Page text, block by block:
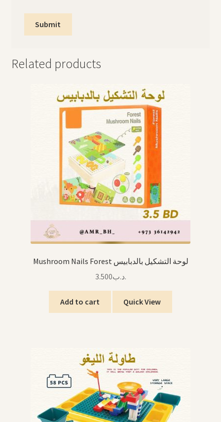
Related products
Mushroom Nails Forest لوحة التشكيل بالدبابيس
.د.ب3.500
Add to cart Quick View